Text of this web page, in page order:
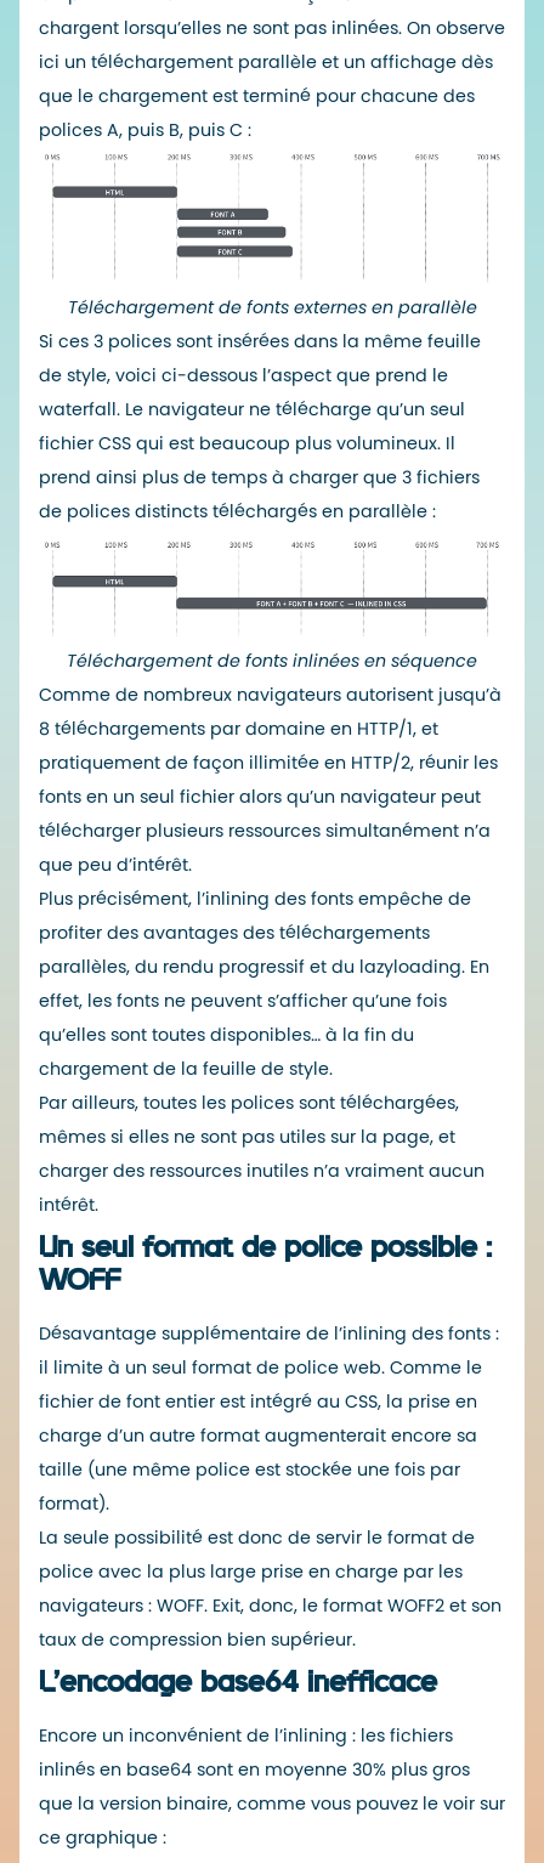
chargent lorsqu’elles ne sont pas inlinées. On observe
ici un téléchargement parallèle et un affichage dès
que le chargement est terminé pour chacune des
polices A, puis B, puis C :
Téléchargement de fonts externes en parallèle
Si ces 3 polices sont insérées dans la même feuille
de style, voici ci-dessous l’aspect que prend le
waterfall. Le navigateur ne télécharge qu’un seul
fichier CSS qui est beaucoup plus volumineux. Il
prend ainsi plus de temps à charger que 3 fichiers
de polices distincts téléchargés en parallèle :
Téléchargement de fonts inlinées en séquence
Comme de nombreux navigateurs autorisent jusqu’à
8 téléchargements par domaine en HTTP/1, et
pratiquement de façon illimitée en HTTP/2, réunir les
fonts en un seul fichier alors qu’un navigateur peut
télécharger plusieurs ressources simultanément n’a
que peu d’intérêt.
Plus précisément, l’inlining des fonts empêche de
profiter des avantages des téléchargements
parallèles, du rendu progressif et du lazyloading. En
effet, les fonts ne peuvent s’afficher qu’une fois
qu’elles sont toutes disponibles… à la fin du
chargement de la feuille de style.
Par ailleurs, toutes les polices sont téléchargées,
mêmes si elles ne sont pas utiles sur la page, et
charger des ressources inutiles n’a vraiment aucun
intérêt.
Un seul format de police possible :
WOFF
Désavantage supplémentaire de l’inlining des fonts :
il limite à un seul format de police web. Comme le
fichier de font entier est intégré au CSS, la prise en
charge d’un autre format augmenterait encore sa
taille (une même police est stockée une fois par
format).
La seule possibilité est donc de servir le format de
police avec la plus large prise en charge par les
navigateurs : WOFF. Exit, donc, le format WOFF2 et son
taux de compression bien supérieur.
L’encodage base64 inefficace
Encore un inconvénient de l’inlining : les fichiers
inlinés en base64 sont en moyenne 30% plus gros
que la version binaire, comme vous pouvez le voir sur
ce graphique :